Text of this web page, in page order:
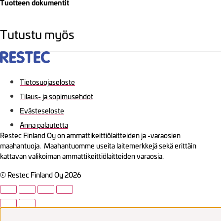
Tuotteen dokumentit
Tutustu myös
Tietosuojaseloste
Tilaus- ja sopimusehdot
Evästeseloste
Anna palautetta
Restec Finland Oy on ammattikeittiölaitteiden ja -varaosien
maahantuoja. Maahantuomme useita laitemerkkejä sekä erittäin
kattavan valikoiman ammattikeittiölaitteiden varaosia.
© Restec Finland Oy 2026